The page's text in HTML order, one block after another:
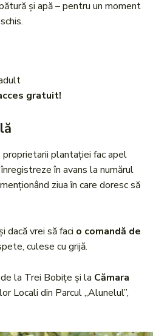
și apă – pentru un moment
gratuit!
proprietarii plantației fac apel
în avans la numărul
menționând ziua în care doresc să
dacă vrei să faci o comandă de
culese cu grijă.
la Trei Bobițe și la Cămara
Locali din Parcul „Alunelul”,